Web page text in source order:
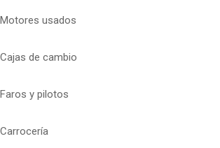
Motores usados
Cajas de cambio
Faros y pilotos
Carrocería